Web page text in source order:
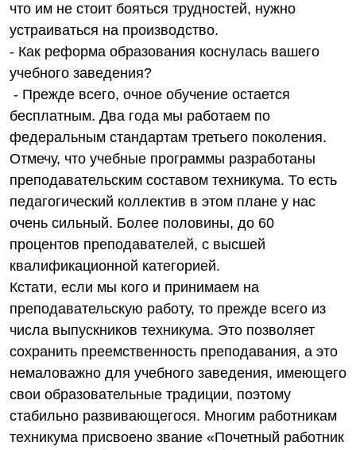
что им не стоит бояться трудностей, нужно
устраиваться на производство.
- Как реформа образования коснулась вашего
учебного заведения?
- Прежде всего, очное обучение остается
бесплатным. Два года мы работаем по
федеральным стандартам третьего поколения.
Отмечу, что учебные программы разработаны
преподавательским составом техникума. То есть
педагогический коллектив в этом плане у нас
очень сильный. Более половины, до 60
процентов преподавателей, с высшей
квалификационной категорией.
Кстати, если мы кого и принимаем на
преподавательскую работу, то прежде всего из
числа выпускников техникума. Это позволяет
сохранить преемственность преподавания, а это
немаловажно для учебного заведения, имеющего
свои образовательные традиции, поэтому
стабильно развивающегося. Многим работникам
техникума присвоено звание «Почетный работник